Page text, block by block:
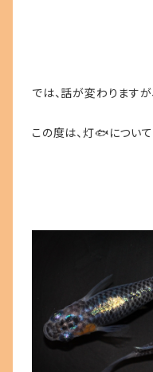
では、話が変わりますが
この度は、灯🐟につい